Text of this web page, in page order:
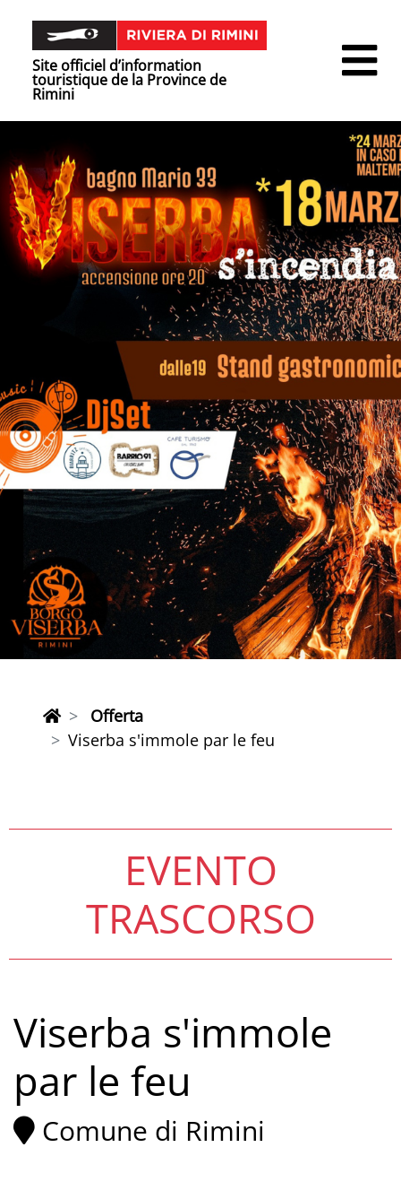
Site officiel d’information
touristique de la Province de
Rimini
Offerta
Viserba s'immole par le feu
EVENTO
TRASCORSO
Viserba s'immole
par le feu
Comune di Rimini